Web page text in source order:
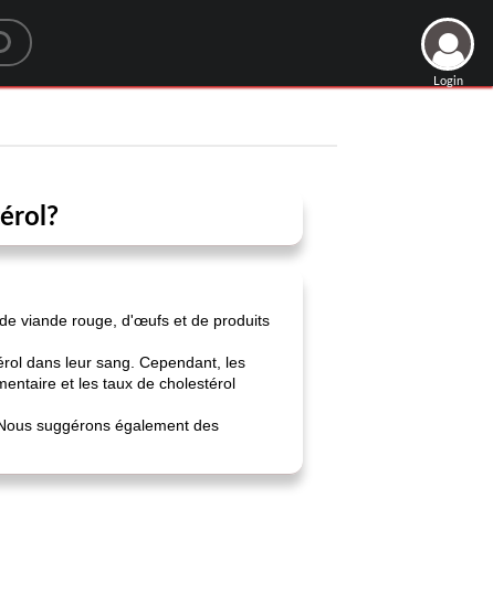
Login
viande rouge, d'œufs et de produits
dans leur sang. Cependant, les
et les taux de cholestérol
suggérons également des